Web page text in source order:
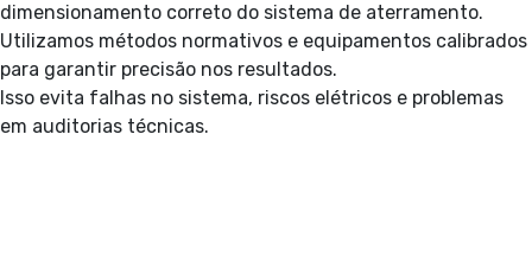
dimensionamento correto do sistema de aterramento.
Utilizamos métodos normativos e equipamentos calibrados
para garantir precisão nos resultados.
Isso evita falhas no sistema, riscos elétricos e problemas
em auditorias técnicas.